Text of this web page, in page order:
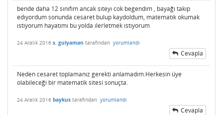
bende daha 12 sınıfım ancak sıteyı cok begendım , bayağı takıp
edıyordum sonunda cesaret bulup kaydoldum, matematık okumak
ıstıyorum hayatımı bu yolda ılerletmek ıstıyorum
24 Aralık 2016 s. gulyaman tarafından yorumlandı
Cevapla
Neden cesaret toplamanız gerekti anlamadım.Herkesin üye
olabileceği bir matematik sitesi sonuçta.
24 Aralık 2016 baykus tarafından yorumlandı
Cevapla